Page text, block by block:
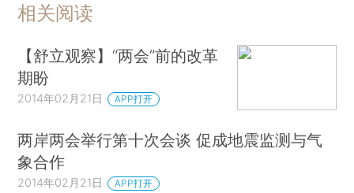
相关阅读
【舒立观察】“两会”前的改革
期盼
2014年02月21日 APP打开
两岸两会举行第十次会谈 促成地震监测与气
象合作
2014年02月21日 APP打开